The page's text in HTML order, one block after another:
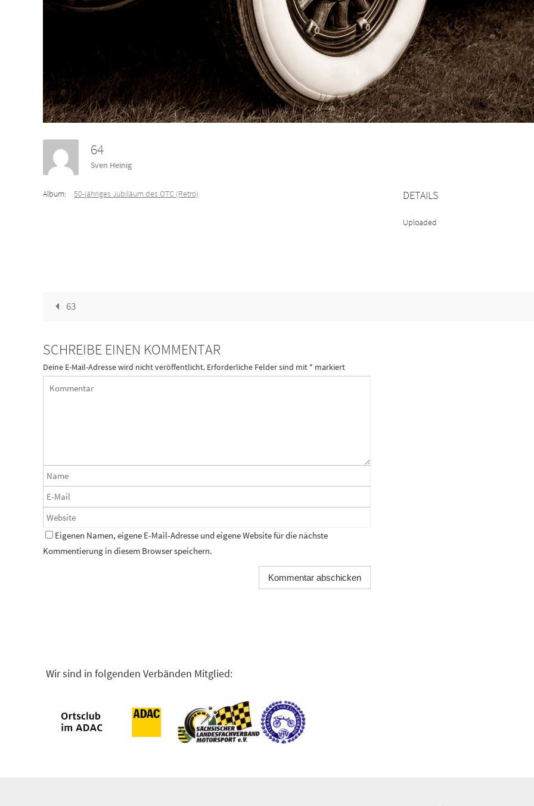
64
Sven Heinig
Album: 50-jähriges Jubiläum des OTC (Retro) DETAILS
Uploaded
63
SCHREIBE EINEN KOMMENTAR
Deine E-Mail-Adresse wird nicht veröffentlicht. Erforderliche Felder sind mit * markiert
Eigenen Namen, eigene E-Mail-Adresse und eigene Website für die nächste
Kommentierung in diesem Browser speichern.
Wir sind in folgenden Verbänden Mitglied: